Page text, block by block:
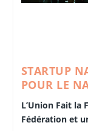
STARTUP
POUR LE
L’Union Fait la
Fédération et